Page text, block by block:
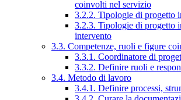
coinvolti nel servizio
3.2.2. Tipologie di progetto
3.2.3. Tipologie di progetto
intervento
3.3. Competenze, ruoli e figure
3.3.1. Coordinatore di
3.3.2. Definire ruoli e
3.4. Metodo di lavoro
3.4.1. Definire processi,